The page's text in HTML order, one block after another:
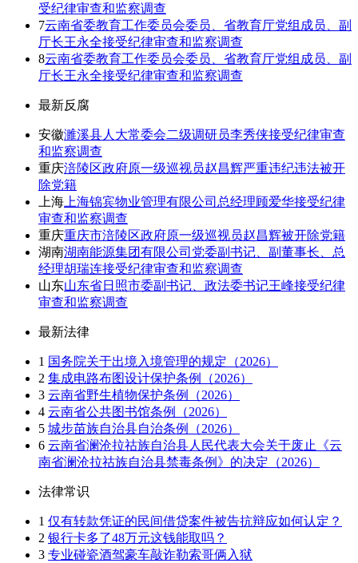
受纪律审查和监察调查
7云南省委教育工作委员会委员、省教育厅党组成员、副
厅长王永全接受纪律审查和监察调查
8云南省委教育工作委员会委员、省教育厅党组成员、副
厅长王永全接受纪律审查和监察调查
最新反腐
安徽濉溪县人大常委会二级调研员李秀侠接受纪律审查
和监察调查
重庆涪陵区政府原一级巡视员赵昌辉严重违纪违法被开
除党籍
上海 上海锦宾物业管理有限公司总经理顾爱华接受纪律
审查和监察调查
重庆重庆市涪陵区政府原一级巡视员赵昌辉被开除党籍
湖南湖南能源集团有限公司党委副书记、副董事长、总
经理胡瑞连接受纪律审查和监察调查
山东山东省日照市委副书记、政法委书记王峰接受纪律
审查和监察调查
最新法律
1 国务院关于出境入境管理的规定（2026）
2 集成电路布图设计保护条例（2026）
3 云南省野生植物保护条例（2026）
4 云南省公共图书馆条例（2026）
5 城步苗族自治县自治条例（2026）
6 云南省澜沧拉祜族自治县人民代表大会关于废止《云
南省澜沧拉祜族自治县禁毒条例》的决定（2026）
法律常识
1 仅有转款凭证的民间借贷案件被告抗辩应如何认定？
2 银行卡多了48万元这钱能取吗？
3 专业碰瓷酒驾豪车敲诈勒索哥俩入狱